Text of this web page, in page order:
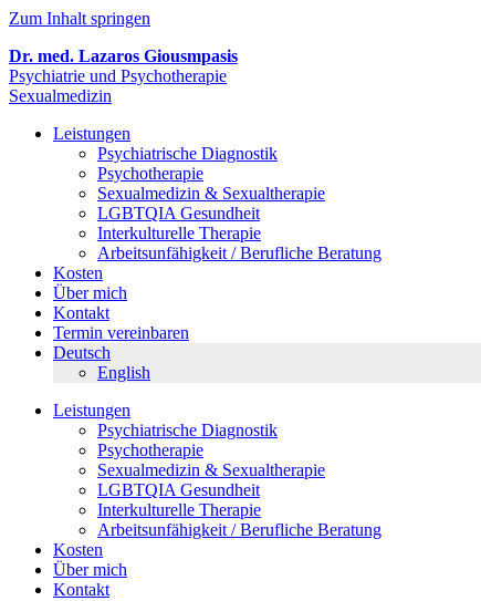
Zum Inhalt springen
Dr. med. Lazaros Giousmpasis
Psychiatrie und Psychotherapie
Sexualmedizin
Leistungen
Psychiatrische Diagnostik
Psychotherapie
Sexualmedizin & Sexualtherapie
LGBTQIA Gesundheit
Interkulturelle Therapie
Arbeitsunfähigkeit / Berufliche Beratung
Kosten
Über mich
Kontakt
Termin vereinbaren
Deutsch
English
Leistungen
Psychiatrische Diagnostik
Psychotherapie
Sexualmedizin & Sexualtherapie
LGBTQIA Gesundheit
Interkulturelle Therapie
Arbeitsunfähigkeit / Berufliche Beratung
Kosten
Über mich
Kontakt